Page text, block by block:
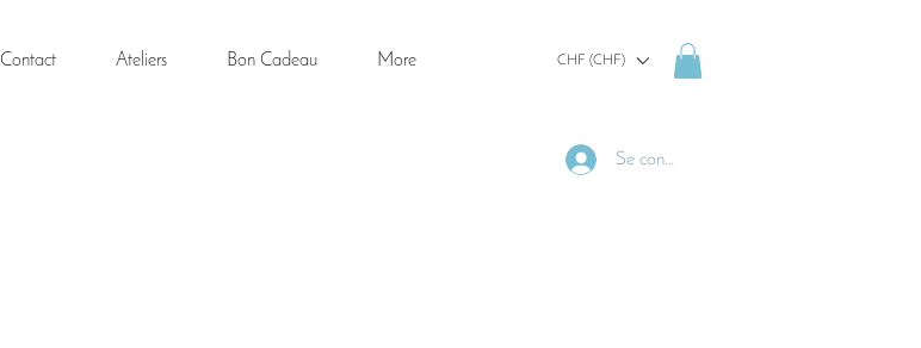
Contact Ateliers Bon Cadeau More CHF (CHF)
Se connecter